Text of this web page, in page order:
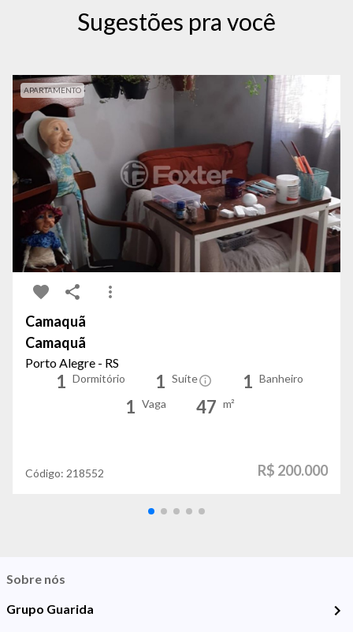
Sugestões pra você
APARTAMENTO
Camaquã
Camaquã
Porto Alegre - RS
1 Dormitório 1 Suíte 1 Banheiro
1 Vaga 47 m²
Código: 218552 R$ 200.000
Sobre nós
Grupo Guarida